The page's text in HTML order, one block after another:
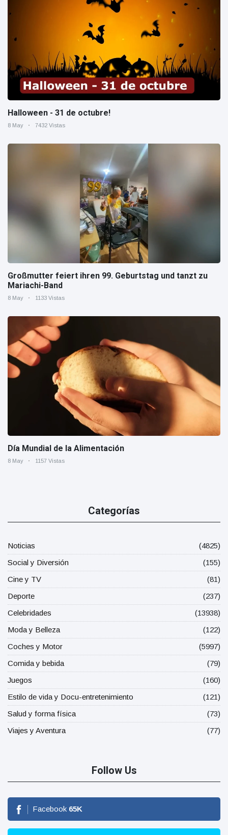
Halloween - 31 de octubre!
8 May 7432 Vistas
Großmutter feiert ihren 99. Geburtstag und tanzt zu
Mariachi-Band
8 May 1133 Vistas
Día Mundial de la Alimentación
8 May 1157 Vistas
Categorías
Noticias
(4825)
Social y Diversión
(155)
Cine y TV
(81)
Deporte
(237)
Celebridades
(13938)
Moda y Belleza
(122)
Coches y Motor
(5997)
Comida y bebida
(79)
Juegos
(160)
Estilo de vida y Docu-entretenimiento
(121)
Salud y forma física
(73)
Viajes y Aventura
(77)
Follow Us
Facebook 65K